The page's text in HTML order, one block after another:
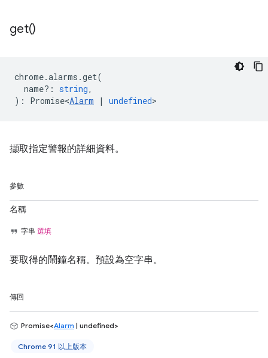
get()
chrome.alarms .get(
name? : string,
) : Promise<Alarm | undefined>
擷取指定警報的詳細資料。
參數
名稱
字串 選填
要取得的鬧鐘名稱。預設為空字串。
傳回
Promise<Alarm | undefined>
Chrome 91 以上版本